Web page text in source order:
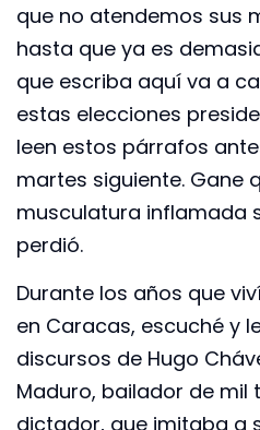
que no atendemos sus
hasta que ya es
que escriba aquí va a
estas elecciones
leen estos párrafos
martes siguiente. Gane
musculatura inflamada
perdió.
Durante los años que
en Caracas, escuché y
discursos de Hugo
Maduro, bailador de mil
dictador, que imitaba a